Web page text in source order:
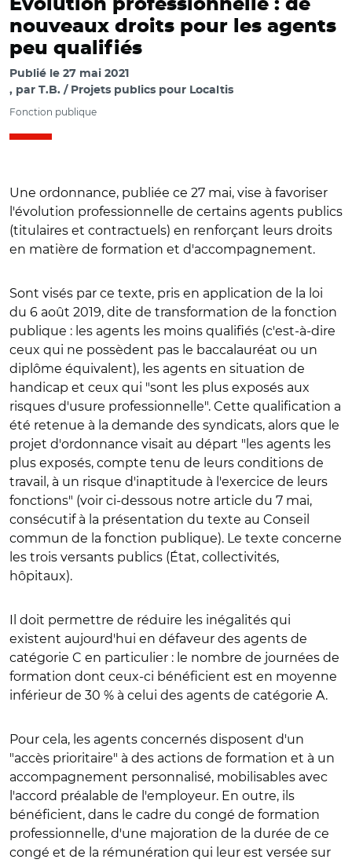
Évolution professionnelle : de
nouveaux droits pour les agents
peu qualifiés
Publié le 27 mai 2021
par T.B. / Projets publics pour Localtis
Fonction publique
Une ordonnance, publiée ce 27 mai, vise à favoriser
l'évolution professionnelle de certains agents publics
(titulaires et contractuels) en renforçant leurs droits
en matière de formation et d'accompagnement.
Sont visés par ce texte, pris en application de la loi
du 6 août 2019, dite de transformation de la fonction
publique : les agents les moins qualifiés (c'est-à-dire
ceux qui ne possèdent pas le baccalauréat ou un
diplôme équivalent), les agents en situation de
handicap et ceux qui "sont les plus exposés aux
risques d'usure professionnelle". Cette qualification a
été retenue à la demande des syndicats, alors que le
projet d'ordonnance visait au départ "les agents les
plus exposés, compte tenu de leurs conditions de
travail, à un risque d'inaptitude à l'exercice de leurs
fonctions" (voir ci-dessous notre article du 7 mai,
consécutif à la présentation du texte au Conseil
commun de la fonction publique). Le texte concerne
les trois versants publics (État, collectivités,
hôpitaux).
Il doit permettre de réduire les inégalités qui
existent aujourd'hui en défaveur des agents de
catégorie C en particulier : le nombre de journées de
formation dont ceux-ci bénéficient est en moyenne
inférieur de 30 % à celui des agents de catégorie A.
Pour cela, les agents concernés disposent d'un
"accès prioritaire" à des actions de formation et à un
accompagnement personnalisé, mobilisables avec
l'accord préalable de l'employeur. En outre, ils
bénéficient, dans le cadre du congé de formation
professionnelle, d'une majoration de la durée de ce
congé et de la rémunération qui leur est versée sur